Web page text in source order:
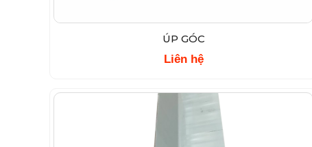
ÚP GÓC
Liên hệ